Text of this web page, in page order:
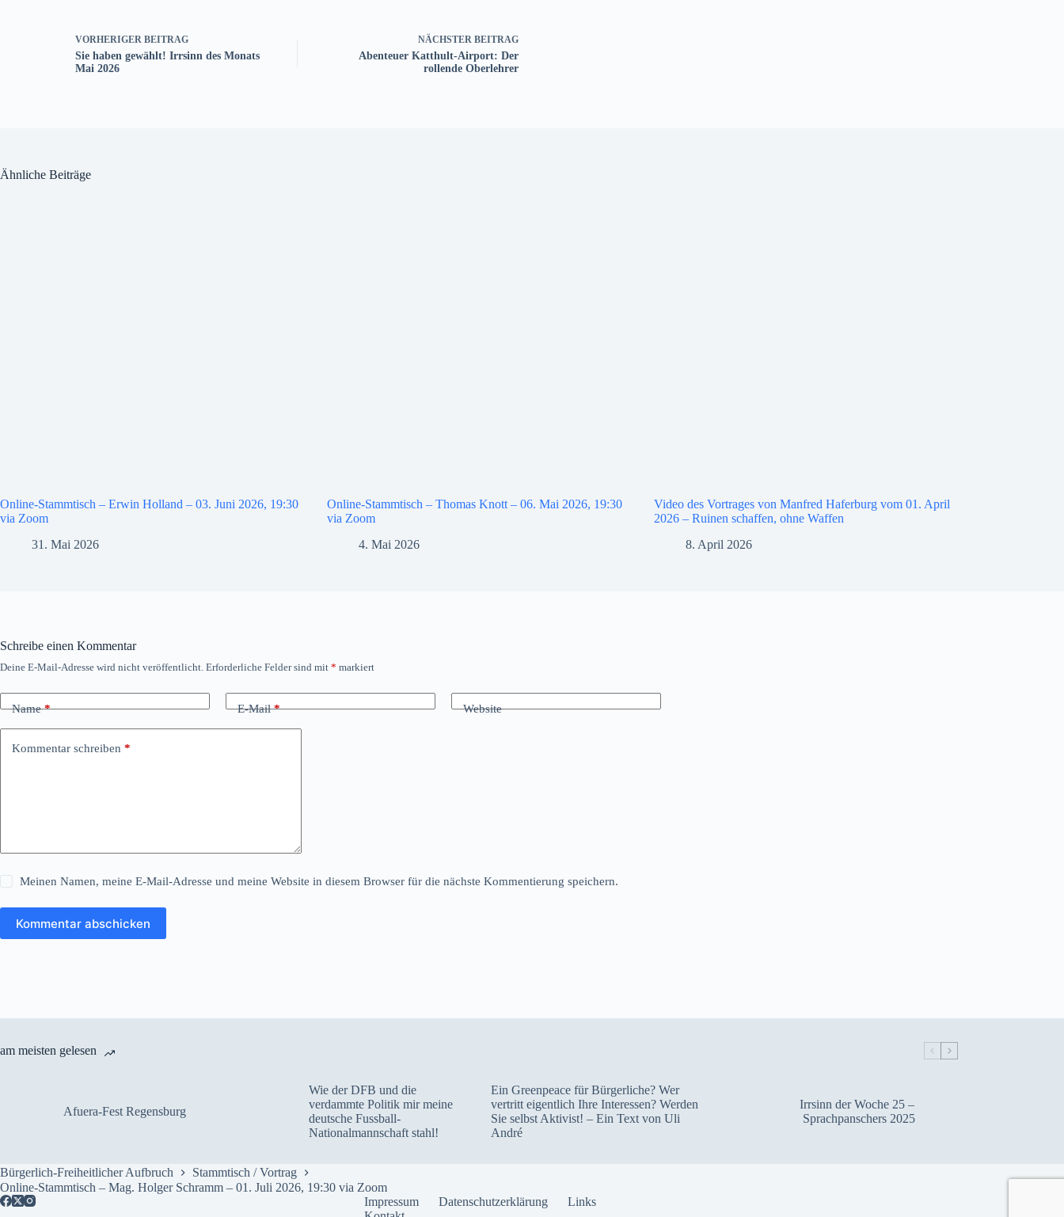
VORHERIGER BEITRAG
Sie haben gewählt! Irrsinn des Monats
Mai 2026
NÄCHSTER BEITRAG
Abenteuer Katthult-Airport: Der
rollende Oberlehrer
Ähnliche Beiträge
Online-Stammtisch – Erwin Holland – 03. Juni 2026, 19:30
via Zoom
31. Mai 2026
Online-Stammtisch – Thomas Knott – 06. Mai 2026, 19:30
via Zoom
4. Mai 2026
Video des Vortrages von Manfred Haferburg vom 01. April
2026 – Ruinen schaffen, ohne Waffen
8. April 2026
Schreibe einen Kommentar
Deine E-Mail-Adresse wird nicht veröffentlicht. Erforderliche Felder sind mit * markiert
Name* E-Mail* Website
Kommentar schreiben *
Meinen Namen, meine E-Mail-Adresse und meine Website in diesem Browser für die nächste Kommentierung speichern.
Kommentar abschicken
am meisten gelesen
Afuera-Fest Regensburg
Wie der DFB und die
verdammte Politik mir meine
deutsche Fussball-
Nationalmannschaft stahl!
Ein Greenpeace für Bürgerliche? Wer
vertritt eigentlich Ihre Interessen? Werden
Sie selbst Aktivist! – Ein Text von Uli
André
Irrsinn der Woche 25 –
Sprachpanschers 2025
Bürgerlich-Freiheitlicher Aufbruch
Stammtisch / Vortrag
Online-Stammtisch – Mag. Holger Schramm – 01. Juli 2026, 19:30 via Zoom
Impressum
Datenschutzerklärung
Links